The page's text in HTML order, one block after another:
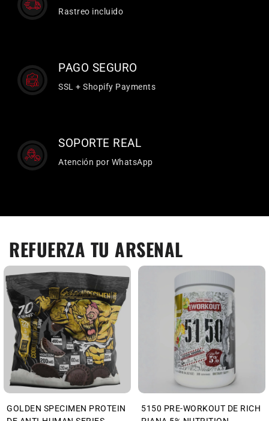
Rastreo incluido
PAGO SEGURO
SSL + Shopify Payments
SOPORTE REAL
Atención por WhatsApp
REFUERZA TU ARSENAL
GOLDEN SPECIMEN PROTEIN
5150 PRE-WORKOUT DE RICH